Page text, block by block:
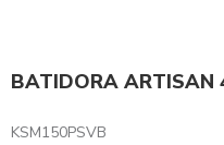
BATIDORA ARTISAN
KSM150PSVB